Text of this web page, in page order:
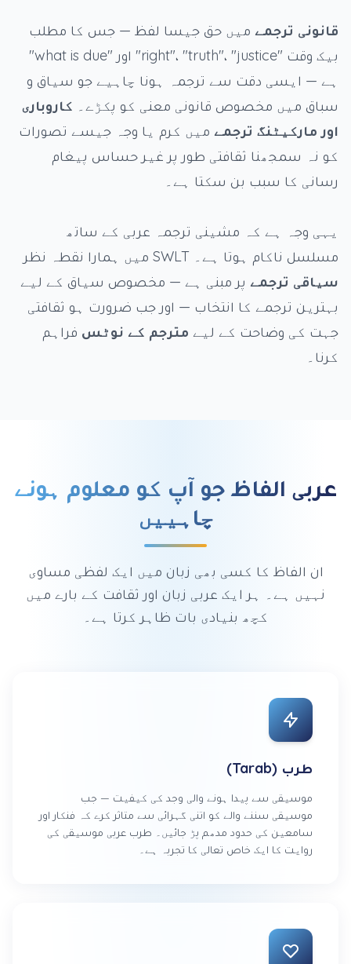
قانونی ترجمے میں حق جیسا لفظ — جس کا مطلب
بیک وقت "right"، "truth"، "justice" اور "what is due"
ہے — ایسی دقت سے ترجمہ ہونا چاہیے جو سیاق و
سباق میں مخصوص قانونی معنی کو پکڑے۔ کاروباری
اور مارکیٹنگ ترجمے میں کرم یا وجہ جیسے تصورات
کو نہ سمجھنا ثقافتی طور پر غیر حساس پیغام
رسانی کا سبب بن سکتا ہے۔
یہی وجہ ہے کہ مشینی ترجمہ عربی کے ساتھ
مسلسل ناکام ہوتا ہے۔ SWLT میں ہمارا نقطہ نظر
سیاقی ترجمے پر مبنی ہے — مخصوص سیاق کے لیے
بہترین ترجمے کا انتخاب — اور جب ضرورت ہو ثقافتی
جہت کی وضاحت کے لیے مترجم کے نوٹس فراہم
کرنا۔
عربی الفاظ جو آپ کو معلوم ہونے
چاہییں
ان الفاظ کا کسی بھی زبان میں ایک لفظی مساوی
نہیں ہے۔ ہر ایک عربی زبان اور ثقافت کے بارے میں
کچھ بنیادی بات ظاہر کرتا ہے۔
طرب (Tarab)
موسیقی سے پیدا ہونے والی وجد کی کیفیت — جب
موسیقی سننے والے کو اتنی گہرائی سے متاثر کرے کہ فنکار اور
سامعین کی حدود مدھم پڑ جائیں۔ طرب عربی موسیقی کی
روایت کا ایک خاص تعالی کا تجربہ ہے۔